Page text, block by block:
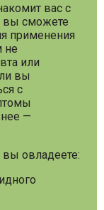
вас с
вы сможете
применения
не
или
вы
с
—
овладеете: